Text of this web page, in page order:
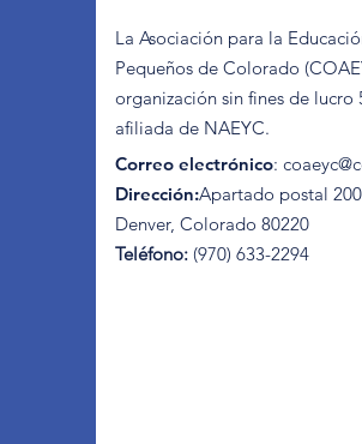
La Asociación para la
Pequeños de Colorado
organización sin fines de lucro
afiliada de NAEYC.
Correo electrónico:
Dirección:​Apartado postal
Denver, Colorado 80220
Teléfono: (970) 633-2294